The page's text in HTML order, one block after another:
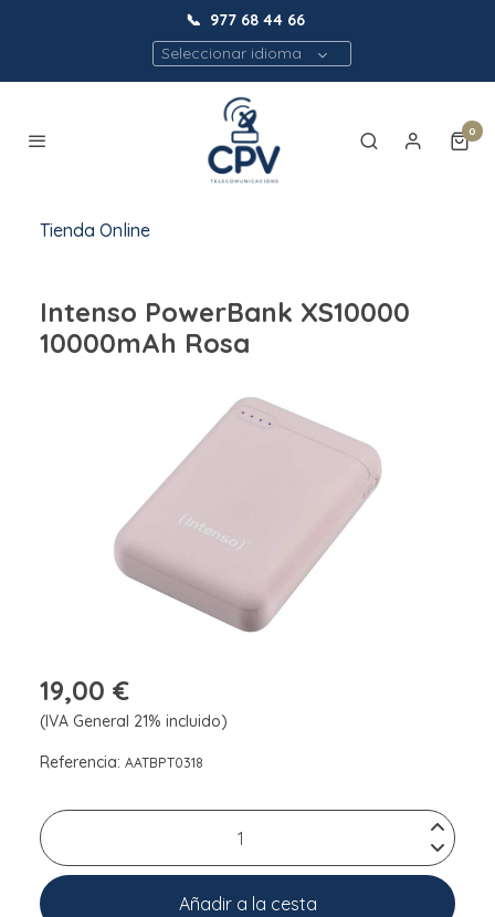
📞 977 68 44 66
Seleccionar idioma
0
Tienda Online
Intenso PowerBank XS10000
10000mAh Rosa
19,00 €
(IVA General 21% incluido)
Referencia: AATBPT0318
Añadir a la cesta